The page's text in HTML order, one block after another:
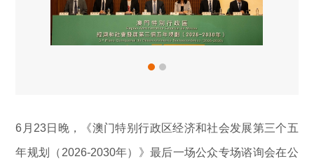
6月23日晚，《澳门特别行政区经济和社会发展第三个五
年规划（2026-2030年）》最后一场公众专场谘询会在公